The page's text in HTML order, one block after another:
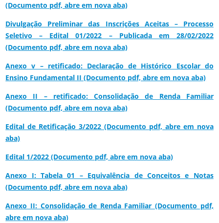
(Documento pdf, abre em nova aba)
Divulgação Preliminar das Inscrições Aceitas – Processo
Seletivo – Edital 01/2022 – Publicada em 28/02/2022
(Documento pdf, abre em nova aba)
Anexo v – retificado: Declaração de Histórico Escolar do
Ensino Fundamental II (Documento pdf, abre em nova aba)
Anexo II – retificado: Consolidação de Renda Familiar
(Documento pdf, abre em nova aba)
Edital de Retificação 3/2022 (Documento pdf, abre em nova
aba)
Edital 1/2022 (Documento pdf, abre em nova aba)
Anexo I: Tabela 01 – Equivalência de Conceitos e Notas
(Documento pdf, abre em nova aba)
Anexo II: Consolidação de Renda Familiar (Documento pdf,
abre em nova aba)